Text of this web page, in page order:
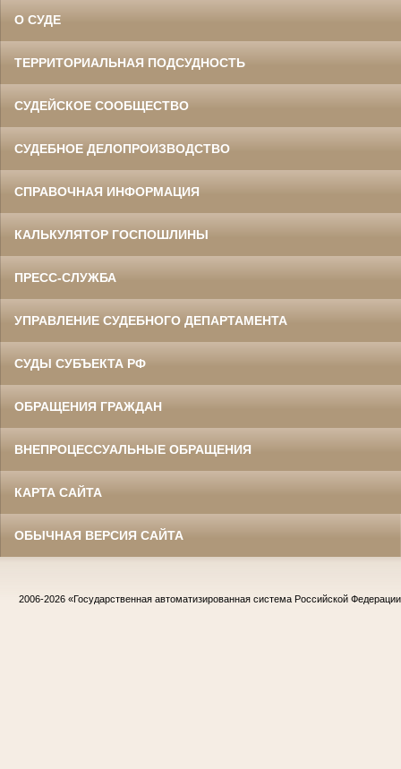
О СУДЕ
ТЕРРИТОРИАЛЬНАЯ ПОДСУДНОСТЬ
СУДЕЙСКОЕ СООБЩЕСТВО
СУДЕБНОЕ ДЕЛОПРОИЗВОДСТВО
СПРАВОЧНАЯ ИНФОРМАЦИЯ
КАЛЬКУЛЯТОР ГОСПОШЛИНЫ
ПРЕСС-СЛУЖБА
УПРАВЛЕНИЕ СУДЕБНОГО ДЕПАРТАМЕНТА
СУДЫ СУБЪЕКТА РФ
ОБРАЩЕНИЯ ГРАЖДАН
ВНЕПРОЦЕССУАЛЬНЫЕ ОБРАЩЕНИЯ
КАРТА САЙТА
ОБЫЧНАЯ ВЕРСИЯ САЙТА
2006-2026 «Государственная автоматизированная система Российской